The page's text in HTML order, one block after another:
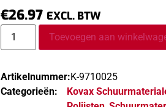
€26.97 EXCL. BTW
Toevoegen aan
Artikelnummer:K-9710025
Categorieën:
Kovax